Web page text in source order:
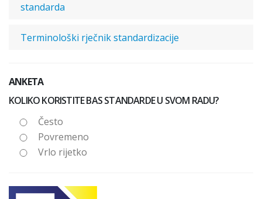
standarda
Terminološki rječnik standardizacije
ANKETA
KOLIKO KORISTITE BAS STANDARDE U SVOM RADU?
Često
Povremeno
Vrlo rijetko